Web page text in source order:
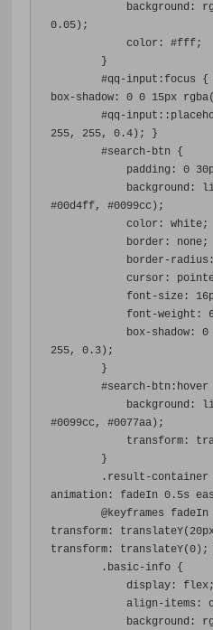
background :
0.05 );
color : #fff;
}
#qq-input : focus {
box-shadow : 0 0 15px rgba
#qq-input ::
255, 255, 0.4 );
}
#search-btn {
padding : 0
background :
#00d4ff, #0099cc );
color : white;
border : none;
border-radius :
cursor :
font-size :
font-weight :
box-shadow : 0
255, 0.3 );
}
#search-btn : hover
background :
#0099cc , #0077aa );
transform :
}
. result-container
animation : fadeIn 0.5s
@keyframes fadeIn
transform : translateY(
transform : translateY(0 );
. basic-info {
display : flex;
align-items :
background :